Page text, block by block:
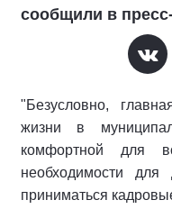
сообщили в
"Безусловно,
жизни в
комфортной для
необходимости для
приниматься